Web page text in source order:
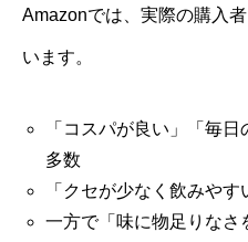
Amazonでは、実際の購入
います。
「コスパが良い」「毎
多数
「クセが少なく飲みや
一方で「味に物足りなさ